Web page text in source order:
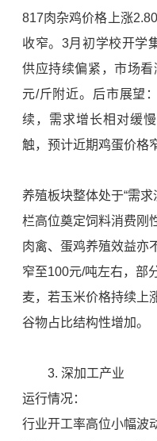
817肉杂鸡价格上涨
收窄。3月初学校开学
供应持续偏紧，市场
元/斤附近。后市展望
续，需求增长相对缓
触，预计近期鸡蛋价格
养殖板块整体处于“需
栏高位奠定饲料消费刚
肉禽、蛋鸡养殖效益亦
窄至100元/吨左右，部
麦，若玉米价格持续上
谷物占比结构性增加。
3. 深加工产业
运行情况：
行业开工率高位小幅波